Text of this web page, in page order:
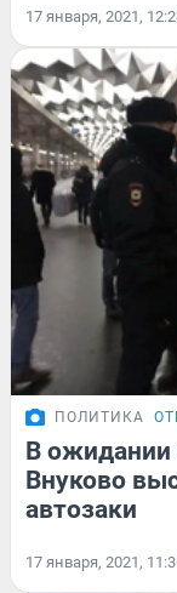
17 января, 2021,
ПОЛИТИКА
В ожидании
Внуково
автозаки
17 января, 2021,